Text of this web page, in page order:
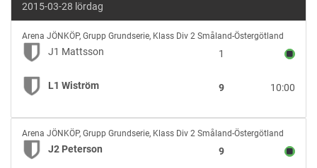
2015-03-28 lördag
J1
Mattsson
vs
L1
Wiström
Arena JÖNKÖP, Grupp Grundserie, Klass Div 2 Småland-Östergötland
J1 Mattsson 1
L1 Wiström 10:00
9
J2
Peterson
vs
Arena JÖNKÖP, Grupp Grundserie, Klass Div 2 Småland-Östergötland
J2 Peterson 9